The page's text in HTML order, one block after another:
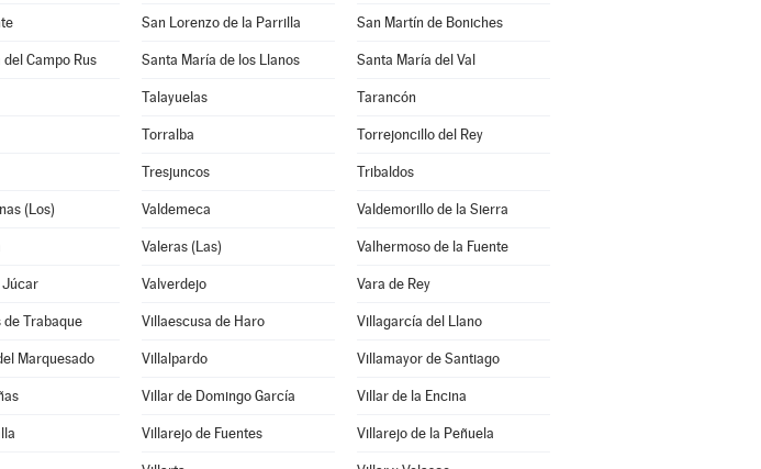
San Lorenzo de la Parrilla San Martín de Boniches
Campo Rus Santa María de los Llanos Santa María del Val
Talayuelas Tarancón
Torralba Torrejoncillo del Rey
Tresjuncos Tribaldos
(Los) Valdemeca Valdemorillo de la Sierra
Valeras (Las) Valhermoso de la Fuente
Júcar Valverdejo Vara de Rey
Trabaque Villaescusa de Haro Villagarcía del Llano
Marquesado Villalpardo Villamayor de Santiago
Villar de Domingo García Villar de la Encina
Villarejo de Fuentes Villarejo de la Peñuela